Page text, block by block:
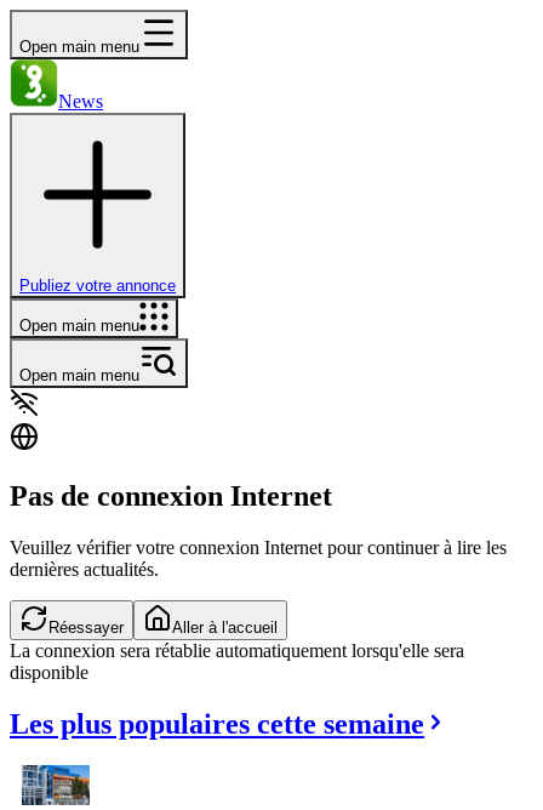
Open main menu
News
Publiez votre annonce
Open main menu
Open main menu
Pas de connexion Internet
Veuillez vérifier votre connexion Internet pour continuer à lire les
dernières actualités.
Réessayer Aller à l'accueil
La connexion sera rétablie automatiquement lorsqu'elle sera
disponible
Les plus populaires cette semaine